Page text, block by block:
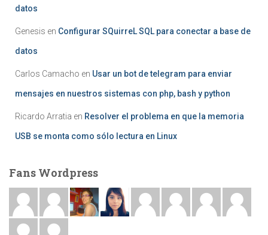
datos
Genesis en Configurar SQuirreL SQL para conectar a base de
datos
Carlos Camacho en Usar un bot de telegram para enviar
mensajes en nuestros sistemas con php, bash y python
Ricardo Arratia en Resolver el problema en que la memoria
USB se monta como sólo lectura en Linux
Fans Wordpress